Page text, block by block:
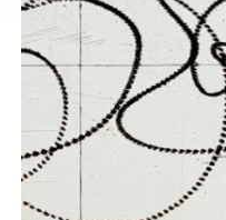
30 juin 2026